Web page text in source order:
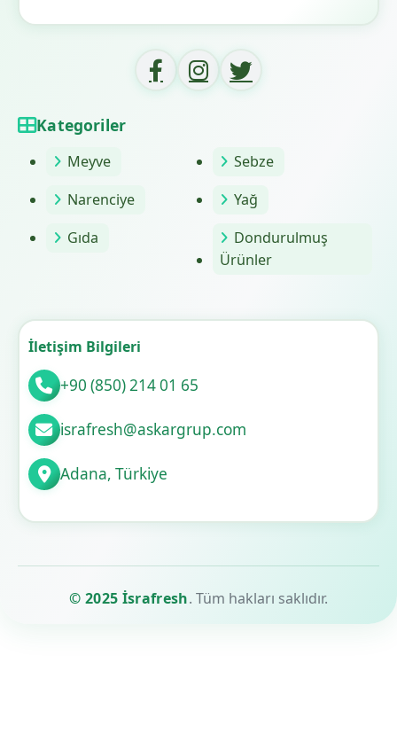
Kategoriler
Meyve
Sebze
Narenciye
Yağ
Gıda
Dondurulmuş
Ürünler
İletişim Bilgileri
+90 (850) 214 01 65
israfresh@askargrup.com
Adana, Türkiye
© 2025 İsrafresh. Tüm hakları saklıdır.